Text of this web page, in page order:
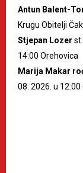
Antun Balent-
Krugu Obitelji
Stjepan Lozer
14:00 Orehovica
Marija Makar
08. 2026. u 12:00